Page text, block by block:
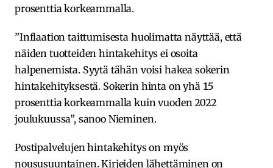
prosenttia korkeammalla.
”Inflaation taittumisesta huolimatta näyttää, että
näiden tuotteiden hintakehitys ei osoita
halpenemista. Syytä tähän voisi hakea sokerin
hintakehityksestä. Sokerin hinta on yhä 15
prosenttia korkeammalla kuin vuoden 2022
joulukuussa”, sanoo Nieminen.
Postipalvelujen hintakehitys on myös
noususuuntainen. Kirjeiden lähettäminen on